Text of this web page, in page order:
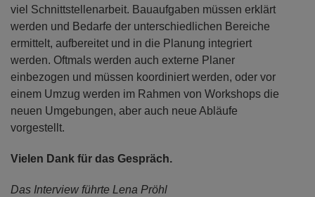
viel Schnittstellenarbeit. Bauaufgaben müssen erklärt
werden und Bedarfe der unterschiedlichen Bereiche
ermittelt, aufbereitet und in die Planung integriert
werden. Oftmals werden auch externe Planer
einbezogen und müssen koordiniert werden, oder vor
einem Umzug werden im Rahmen von Workshops die
neuen Umgebungen, aber auch neue Abläufe
vorgestellt.
Vielen Dank für das Gespräch.
Das Interview führte Lena Pröhl